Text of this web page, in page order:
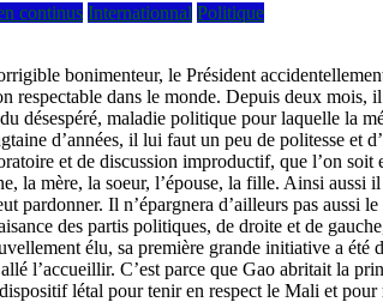
continus Internationnal Politique
bonimenteur, le Président
respectable dans le monde. Depuis deux
désespéré, maladie politique pour laquelle la
d’années, il lui faut un peu de politesse
et de discussion improductif, que l’on
la mère, la soeur, l’épouse, la fille. Ainsi
pardonner. Il n’épargnera d’ailleurs pas
des partis politiques, de droite et de
élu, sa première grande initiative a
l’accueillir. C’est parce que Gao abritait la
létal pour tenir en respect le Mali et pour